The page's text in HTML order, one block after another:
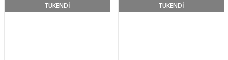
TÜKENDİ TÜKENDİ